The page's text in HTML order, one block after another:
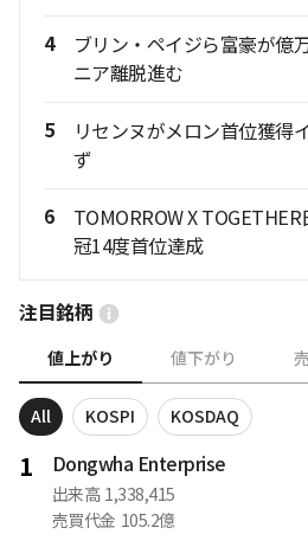
4
ブリン・ペイジら富豪が億
ニア離脱進む
5
リセンヌがメロン首位獲得
ず
6
TOMORROW X
冠14度首位達成
注目銘柄
値上がり 値下がり
All KOSPI KOSDAQ
1 Dongwha Enterprise
出来高 1,338,415
売買代金 105.2億